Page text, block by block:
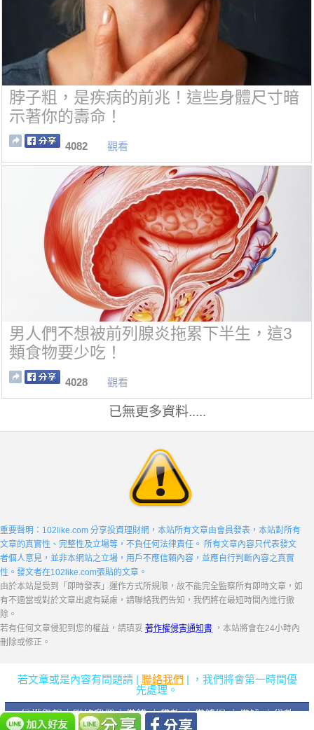
脖子粗，是疾病的前兆！這些身體尺寸暗
示著你的壽命！
4082 觀看
男人們不想被前列腺炎拖累下半生，這3
類食物要少吃！
4028 觀看
已無更多資料.....
重要聲明：102like.com 分享投資理財網，本站所有文章由會員發表，本站對所有
文章的真實性、完整性及立場等，不負任何法律責任。 所有文章內容只代表發文
者個人意見，並非本網站之立場，用戶不應信賴內容，並應自行判斷內容之真實
性。發文者在102like.com張貼的文章。
由於本站是受到「即時發表」運作方式所規限，故不能完全監察所有即時文章，如
有不適當或對於文章出處有疑慮，請聯絡我們告知，我們將在最短時間內進行撤
除。
若有任何文章侵犯到您的權益，請瑱妥 著作權侵害通知書 ，本站將會在24小時內
刪除或修正。
若文章或是內容有問題請 | 聯絡我們 | ，我們將會第一時間優
先處理。
侵權舉報｜聯絡我們｜借錢｜貸款｜借錢網｜借钱｜贷款
｜評價 ｜易窩